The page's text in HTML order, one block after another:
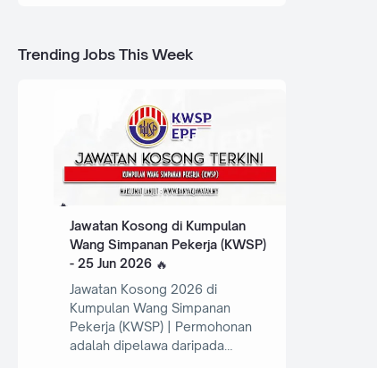
Trending Jobs This Week
Jawatan Kosong di Kumpulan
Wang Simpanan Pekerja (KWSP)
- 25 Jun 2026
Jawatan Kosong 2026 di
Kumpulan Wang Simpanan
Pekerja (KWSP) | Permohonan
adalah dipelawa daripada…